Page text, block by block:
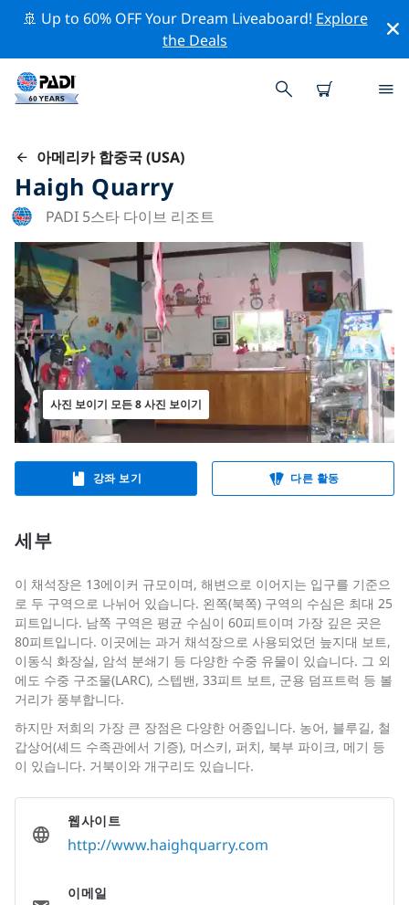
🚢 Up to 60% OFF Your Dream Liveaboard! Explore
the Deals
아메리카 합중국 (USA)
Haigh Quarry
PADI 5스타 다이브 리조트
사진 보이기 모든 8 사진 보이기
강좌 보기 다른 활동
세부
이 채석장은 13에이커 규모이며, 해변으로 이어지는 입구를 기준으
로 두 구역으로 나뉘어 있습니다. 왼쪽(북쪽) 구역의 수심은 최대 25
피트입니다. 남쪽 구역은 평균 수심이 60피트이며 가장 깊은 곳은
80피트입니다. 이곳에는 과거 채석장으로 사용되었던 늪지대 보트,
이동식 화장실, 암석 분쇄기 등 다양한 수중 유물이 있습니다. 그 외
에도 수중 구조물(LARC), 스텝밴, 33피트 보트, 군용 덤프트럭 등 볼
거리가 풍부합니다.
하지만 저희의 가장 큰 장점은 다양한 어종입니다. 농어, 블루길, 철
갑상어(셰드 수족관에서 기증), 머스키, 퍼치, 북부 파이크, 메기 등
이 있습니다. 거북이와 개구리도 있습니다.
웹사이트
http://www.haighquarry.com
이메일